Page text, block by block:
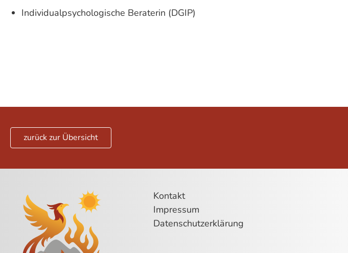
Individualpsychologische Beraterin (DGIP)
zurück zur Übersicht
Kontakt
Impressum
Datenschutzerklärung